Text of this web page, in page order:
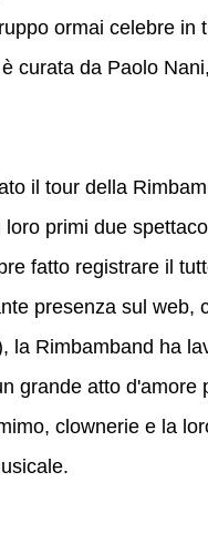
ormai celebre in
curata da Paolo
il tour della
primi due
fatto registrare il
presenza sul web,
la Rimbamband ha
grande atto
clownerie e la